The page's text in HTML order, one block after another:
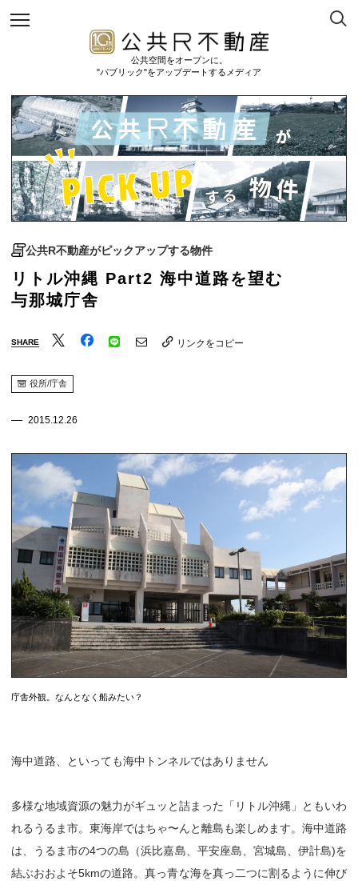
公共空間をオープンに。
"パブリック"をアップデートするメディア
公共R不動産がピックアップする物件
リトル沖縄 Part2 海中道路を望む
与那城庁舎
SHARE リンクをコピー
役所/庁舎
2015.12.26
庁舎外観。なんとなく船みたい？
海中道路、といっても海中トンネルではありません
多様な地域資源の魅力がギュッと詰まった「リトル沖縄」ともいわ
れるうるま市。東海岸ではちゃ〜んと離島も楽しめます。海中道路
は、うるま市の4つの島（浜比嘉島、平安座島、宮城島、伊計島)を
結ぶおおよそ5kmの道路。真っ青な海を真っ二つに割るように伸び